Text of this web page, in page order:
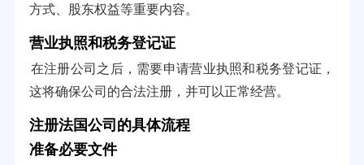
方式、股东权益等重要内容。
营业执照和税务登记证
在注册公司之后，需要申请营业执照和税务登记证，
这将确保公司的合法注册，并可以正常经营。
注册法国公司的具体流程
准备必要文件